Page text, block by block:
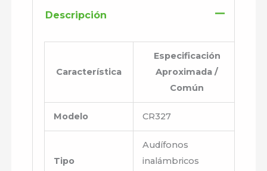
Descripción
Característica
Especificación
Aproximada /
Común
Modelo CR327
Tipo
Audífonos
inalámbricos